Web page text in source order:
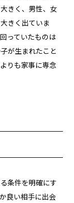
きく、男性、女
きく出ていま
っていたものは
が生まれたこと
りも家事に専念
条件を明確にす
良い相手に出会